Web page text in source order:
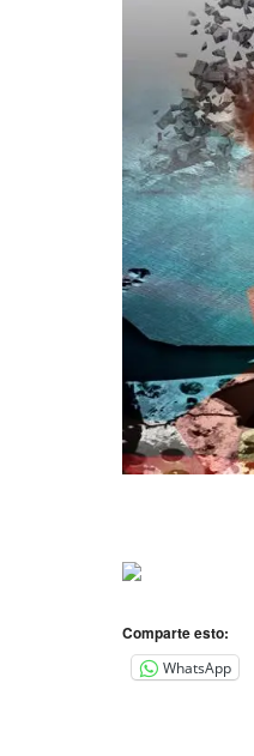
Comparte esto:
WhatsApp